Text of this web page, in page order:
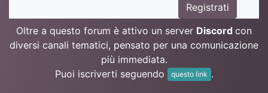
Registrati
Oltre a questo forum è attivo un server Discord con
diversi canali tematici, pensato per una comunicazione
più immediata.
Puoi iscriverti seguendo
questo link .